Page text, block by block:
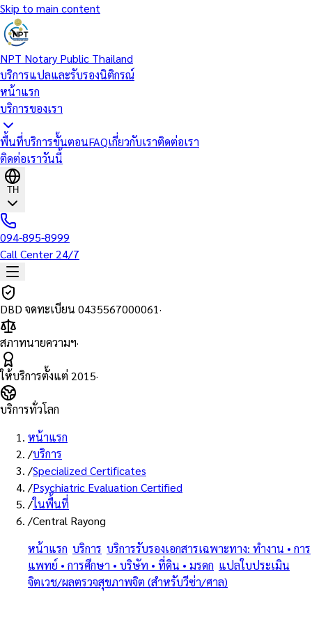
Skip to main content
NPT Notary Public Thailand
บริการแปลและรับรองนิติกรณ์
หน้าแรก
บริการของเรา
พื้นที่บริการขั้นตอนFAQเกี่ยวกับเราติดต่อเรา
ติดต่อเราวันนี้
TH
094-895-8999
Call Center 24/7
DBD จดทะเบียน 0435567000061·
สภาทนายความฯ·
ให้บริการตั้งแต่ 2015·
บริการทั่วโลก
หน้าแรก
/บริการ
/Specialized Certificates
/Psychiatric Evaluation Certified
/ในพื้นที่
/Central Rayong
หน้าแรก บริการ บริการรับรองเอกสารเฉพาะทาง: ทำงาน • การ
แพทย์ • การศึกษา • บริษัท • ที่ดิน • มรดก แปลใบประเมิน
จิตเวช/ผลตรวจสุขภาพจิต (สำหรับวีซ่า/ศาล)